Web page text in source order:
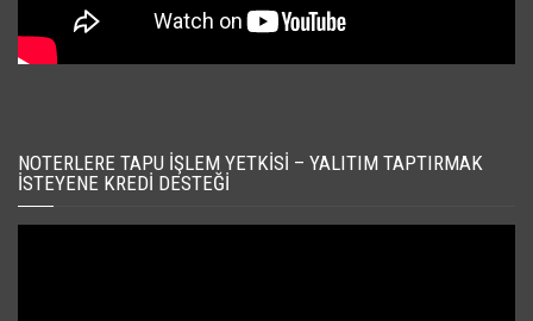
NOTERLERE TAPU İŞLEM YETKISI – YALITIM TAPTIRMAK
İSTEYENE KREDI DESTEĞI